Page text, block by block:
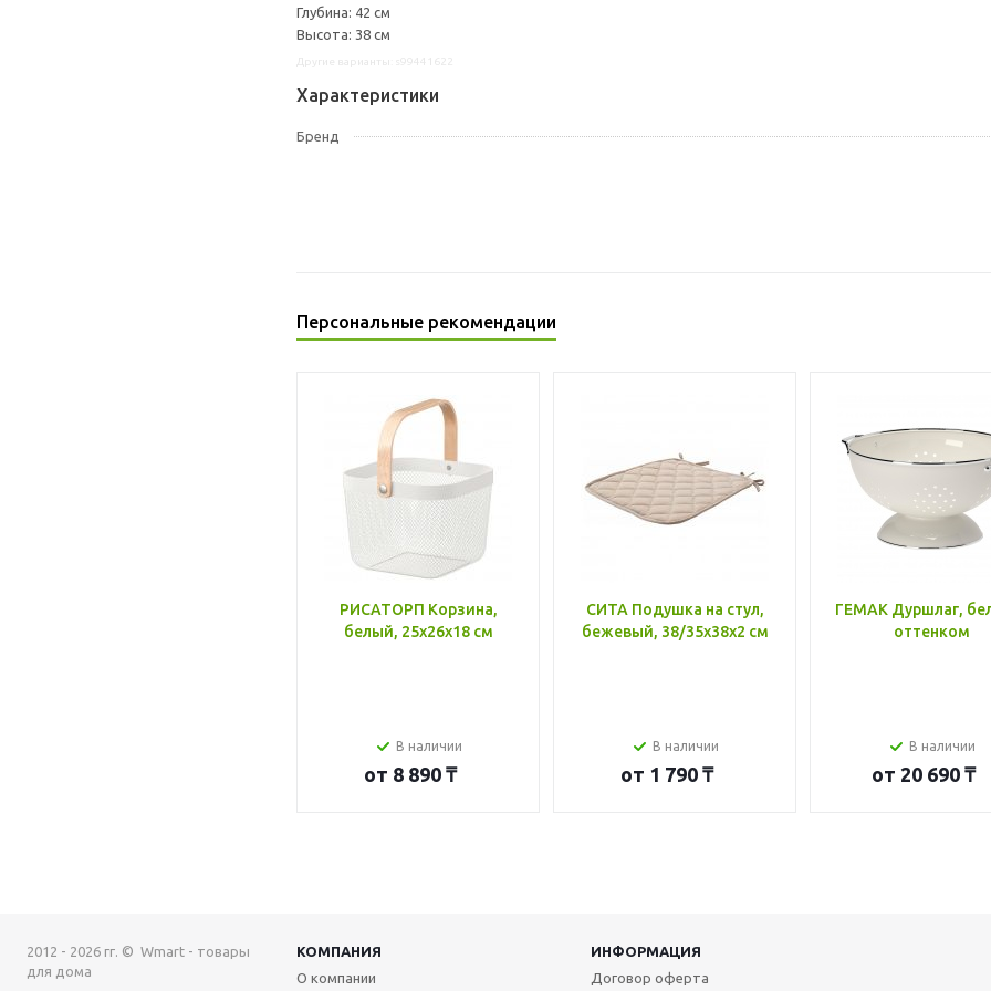
Глубина: 42 см
Высота: 38 см
Характеристики
Бренд
Персональные рекомендации
РИСАТОРП Корзина,
белый, 25x26x18 см
В наличии
от 8 890 ₸
СИТА Подушка на стул,
бежевый, 38/35x38x2 см
В наличии
от 1 790 ₸
ГЕМАК Дуршлаг,
оттенком
В наличии
от 20 690 ₸
2012 - 2026 гг. © Wmart - товары
для дома
КОМПАНИЯ
ИНФОРМАЦИЯ
О компании
Договор оферта